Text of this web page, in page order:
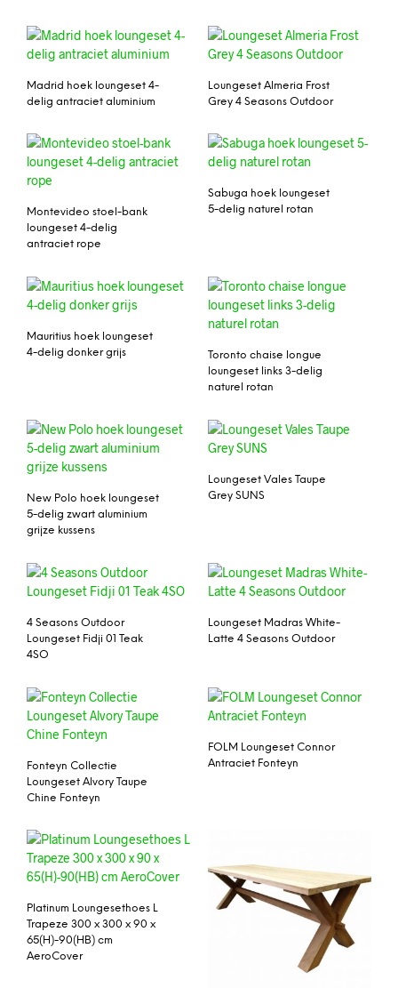
Madrid hoek loungeset 4-
delig antraciet aluminium
Loungeset Almeria Frost
Grey 4 Seasons Outdoor
Montevideo stoel-bank
loungeset 4-delig
antraciet rope
Sabuga hoek loungeset
5-delig naturel rotan
Mauritius hoek loungeset
4-delig donker grijs
Toronto chaise longue
loungeset links 3-delig
naturel rotan
New Polo hoek loungeset
5-delig zwart aluminium
grijze kussens
Loungeset Vales Taupe
Grey SUNS
4 Seasons Outdoor
Loungeset Fidji 01 Teak
4SO
Loungeset Madras White-
Latte 4 Seasons Outdoor
Fonteyn Collectie
Loungeset Alvory Taupe
Chine Fonteyn
FOLM Loungeset Connor
Antraciet Fonteyn
Platinum Loungesethoes L
Trapeze 300 x 300 x 90 x
65(H)-90(HB) cm
AeroCover